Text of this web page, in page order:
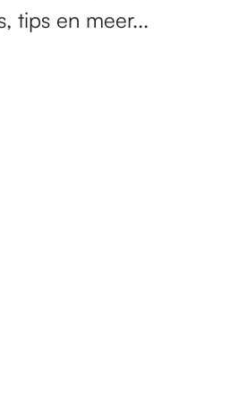
tips en meer...